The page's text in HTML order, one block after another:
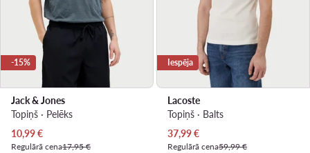
-15%
Jack & Jones
Topiņš · Pelēks
Pašreizējā cena
10,99€
Regulārā cena17,95 €
Iespēja
Lacoste
Topiņš · Balts
Pašreizējā cena
37,99€
Regulārā cena59,99 €